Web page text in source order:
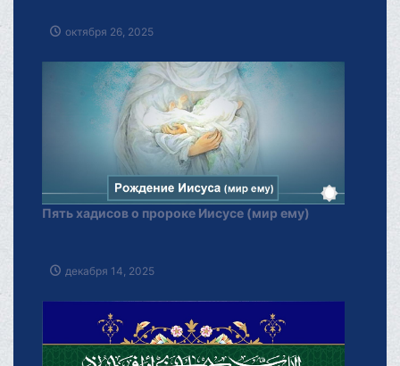
октября 26, 2025
Пять хадисов о пророке Иисусе (мир ему)
декабря 14, 2025